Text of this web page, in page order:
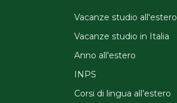
Vacanze studio all'estero
Vacanze studio in Italia
Anno all'estero
INPS
Corsi di lingua all’estero